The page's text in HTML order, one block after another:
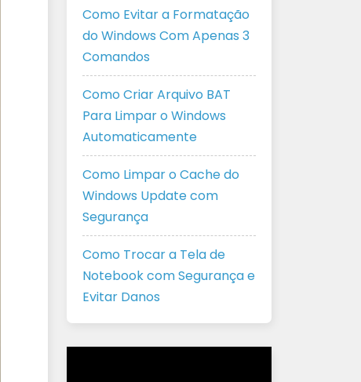
Como Evitar a Formatação
do Windows Com Apenas 3
Comandos
Como Criar Arquivo BAT
Para Limpar o Windows
Automaticamente
Como Limpar o Cache do
Windows Update com
Segurança
Como Trocar a Tela de
Notebook com Segurança e
Evitar Danos